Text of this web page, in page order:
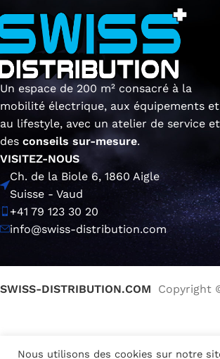
Un espace de 200 m² consacré à la
mobilité électrique, aux équipements et
au lifestyle, avec un atelier de service et
des conseils sur-mesure.
VISITEZ-NOUS
Ch. de la Biole 6, 1860 Aigle
Suisse - Vaud
+41 79 123 30 20
info@swiss-distribution.com
SWISS-DISTRIBUTION.COM Copyright
Nous utilisons des cookies sur notre